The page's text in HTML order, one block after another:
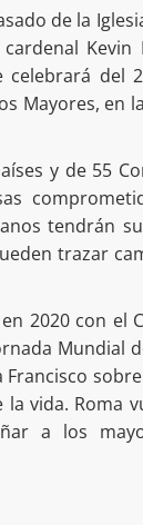
de la
celebrará del
Mayores, en
y de 55
tendrán
trazar
2020 con el
Mundial
vida. Roma
a los